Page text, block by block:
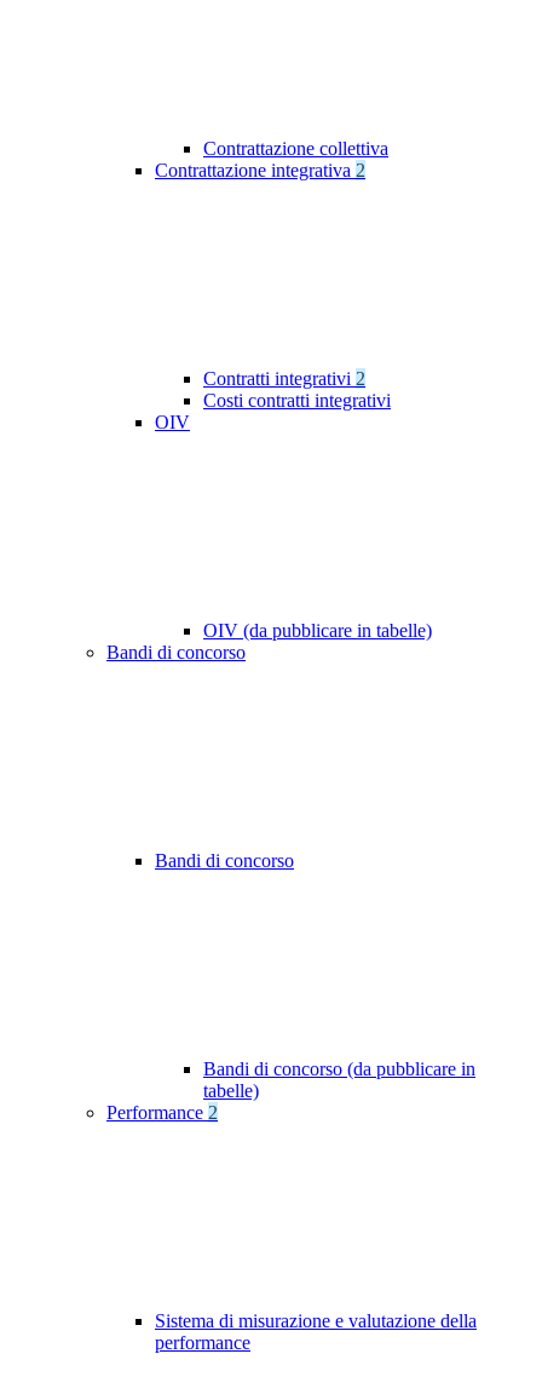
Contrattazione collettiva
Contrattazione integrativa 2
Contratti integrativi 2
Costi contratti integrativi
OIV
OIV (da pubblicare in tabelle)
Bandi di concorso
Bandi di concorso
Bandi di concorso (da pubblicare in
tabelle)
Performance 2
Sistema di misurazione e valutazione della
performance